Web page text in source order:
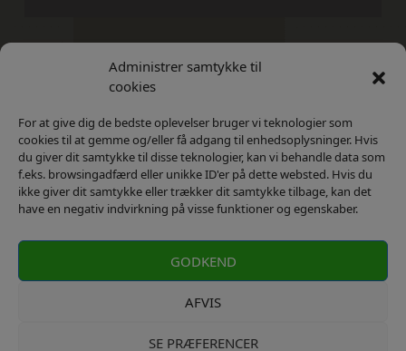
Administrer samtykke til
cookies
For at give dig de bedste oplevelser bruger vi teknologier som
cookies til at gemme og/eller få adgang til enhedsoplysninger. Hvis
du giver dit samtykke til disse teknologier, kan vi behandle data som
f.eks. browsingadfærd eller unikke ID'er på dette websted. Hvis du
ikke giver dit samtykke eller trækker dit samtykke tilbage, kan det
have en negativ indvirkning på visse funktioner og egenskaber.
GODKEND
AFVIS
SE PRÆFERENCER
Kontakt